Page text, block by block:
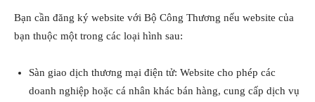
Bạn cần đăng ký website với Bộ Công Thương nếu website của
bạn thuộc một trong các loại hình sau:
Sàn giao dịch thương mại điện tử: Website cho phép các
doanh nghiệp hoặc cá nhân khác bán hàng, cung cấp dịch vụ